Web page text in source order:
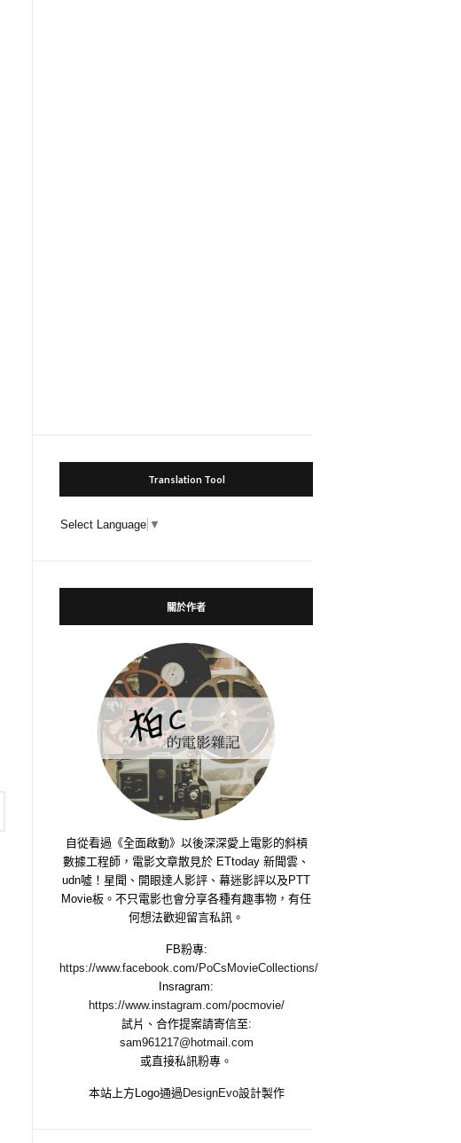
Translation Tool
Select Language ▼
關於作者
自從看過《全面啟動》以後深深愛上電影的斜槓
數據工程師，電影文章散見於 ETtoday 新聞雲、
udn噓！星聞、開眼達人影評、幕迷影評以及PTT
Movie板。不只電影也會分享各種有趣事物，有任
何想法歡迎留言私訊。
FB粉專:
https://www.facebook.com/PoCsMovieCollections/
Insragram:
https://www.instagram.com/pocmovie/
試片、合作提案請寄信至:
sam961217@hotmail.com
或直接私訊粉專。
本站上方Logo通過 DesignEvo設計製作